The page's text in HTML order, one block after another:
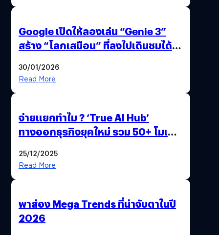
Google เปิดให้ลองเล่น “Genie 3”
สร้าง “โลกเสมือน” ที่ลงไปเดินชมได้
30/01/2026
Read More
จ่ายแยกทำไม ? ‘True AI Hub’
ทางออกธุรกิจยุคใหม่ รวม 50+ โมเดล
25/12/2025
Read More
พาส่อง Mega Trends ที่น่าจับตาในปี
2026